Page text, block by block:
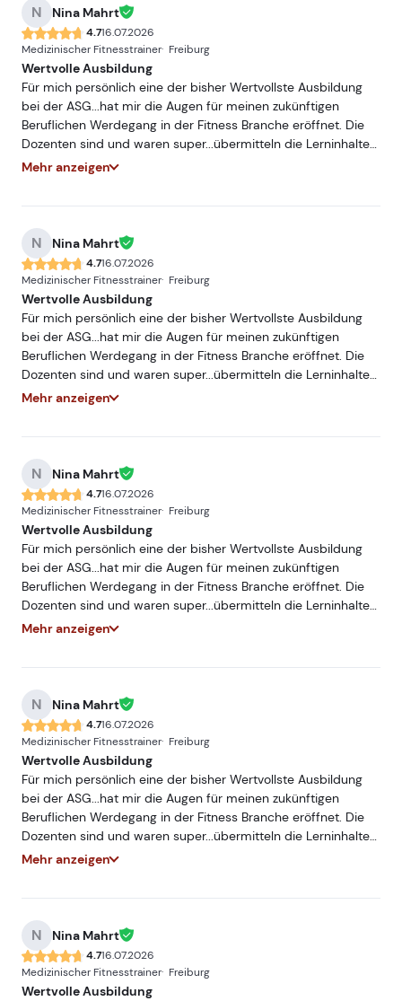
N Nina Mahrt
4.716.07.2026
Medizinischer Fitnesstrainer Freiburg
Wertvolle Ausbildung
Für mich persönlich eine der bisher Wertvollste Ausbildung
bei der ASG...hat mir die Augen für meinen zukünftigen
Beruflichen Werdegang in der Fitness Branche eröffnet. Die
Dozenten sind und waren super...übermitteln die Lerninhalte
sehr Praxisnah und mit hohem Fachwissen...würde und werde
Mehr anzeigen
N Nina Mahrt
4.716.07.2026
Medizinischer Fitnesstrainer Freiburg
Wertvolle Ausbildung
Für mich persönlich eine der bisher Wertvollste Ausbildung
bei der ASG...hat mir die Augen für meinen zukünftigen
Beruflichen Werdegang in der Fitness Branche eröffnet. Die
Dozenten sind und waren super...übermitteln die Lerninhalte
sehr Praxisnah und mit hohem Fachwissen...würde und werde
Mehr anzeigen
N Nina Mahrt
4.716.07.2026
Medizinischer Fitnesstrainer Freiburg
Wertvolle Ausbildung
Für mich persönlich eine der bisher Wertvollste Ausbildung
bei der ASG...hat mir die Augen für meinen zukünftigen
Beruflichen Werdegang in der Fitness Branche eröffnet. Die
Dozenten sind und waren super...übermitteln die Lerninhalte
sehr Praxisnah und mit hohem Fachwissen...würde und werde
Mehr anzeigen
N Nina Mahrt
4.716.07.2026
Medizinischer Fitnesstrainer Freiburg
Wertvolle Ausbildung
Für mich persönlich eine der bisher Wertvollste Ausbildung
bei der ASG...hat mir die Augen für meinen zukünftigen
Beruflichen Werdegang in der Fitness Branche eröffnet. Die
Dozenten sind und waren super...übermitteln die Lerninhalte
sehr Praxisnah und mit hohem Fachwissen...würde und werde
Mehr anzeigen
N Nina Mahrt
4.716.07.2026
Medizinischer Fitnesstrainer Freiburg
Wertvolle Ausbildung